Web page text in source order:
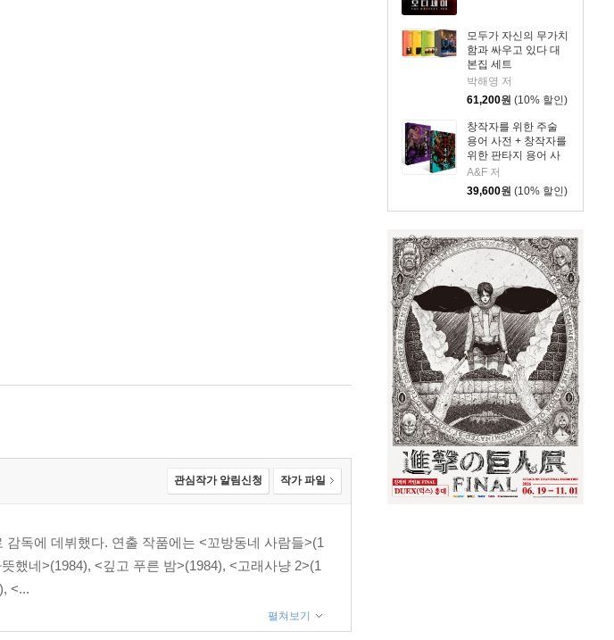
모두가 자신의 무가치
함과 싸우고 있다 대
본집 세트
박해영 저
61,200원 (10% 할인)
창작자를 위한 주술
용어 사전 + 창작자를
위한 판타지 용어 사
전 세트
A&F 저
39,600원 (10% 할인)
관심작가 알림신청 작가 파일
독에 데뷔했다. 연출 작품에는 <꼬방동네 사람들>(1
했네>(1984), <깊고 푸른 밤>(1984), <고래사냥 2>(1
<...
펼쳐보기